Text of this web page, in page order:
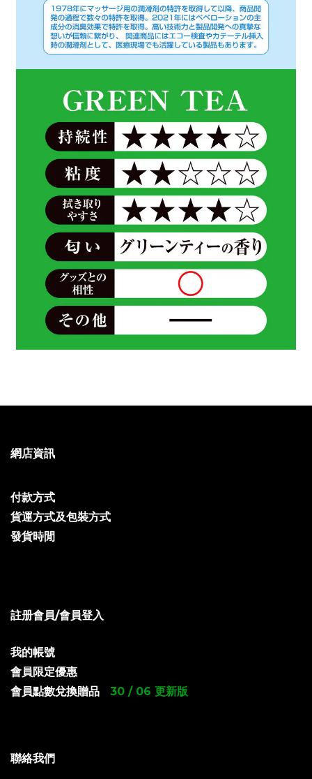
網店資訊
付款方式
貨運方式及包裝方式
發貨時閒
註册會員/會員登入
我的帳號
會員限定優惠
會員點數兌換贈品
30 / 06 更新版
聯絡我們